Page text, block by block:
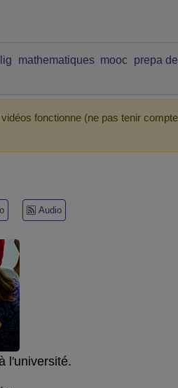
lig mathematiques mooc prepa
fonctionne (ne pas tenir
Audio
l'université.